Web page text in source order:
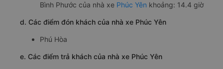
Bình Phước của nhà xe Phúc Yên khoảng: 14.4 giờ
d. Các điểm đón khách của nhà xe Phúc Yên
Phú Hòa
e. Các điểm trả khách của nhà xe Phúc Yên